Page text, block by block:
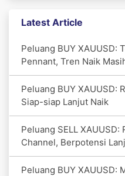
Latest Article
Peluang BUY XAUUSD:
Pennant, Tren Naik
Peluang BUY XAUUSD:
Siap-siap Lanjut Naik
Peluang SELL
Channel, Berpotensi
Peluang BUY XAUUSD: